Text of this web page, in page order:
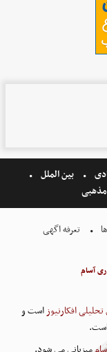
بین الملل
مذهبی
تعرفه اگهی
آسام
تحلیلی افکارنیوزاست و
است.